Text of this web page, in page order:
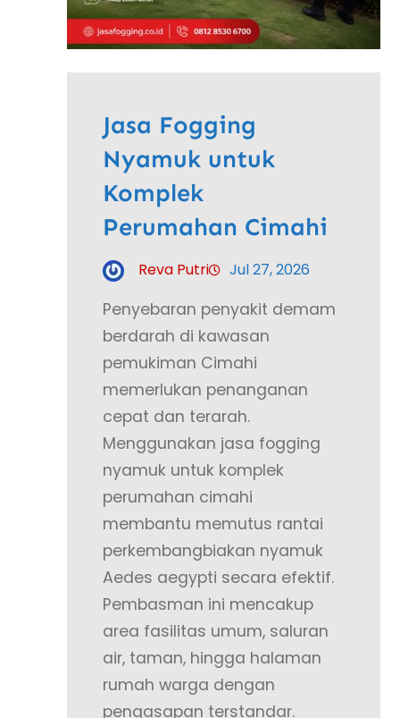
Jasa Fogging
Nyamuk untuk
Komplek
Perumahan Cimahi
Reva Putri Jul 27, 2026
Penyebaran penyakit demam
berdarah di kawasan
pemukiman Cimahi
memerlukan penanganan
cepat dan terarah.
Menggunakan jasa fogging
nyamuk untuk komplek
perumahan cimahi
membantu memutus rantai
perkembangbiakan nyamuk
Aedes aegypti secara efektif.
Pembasman ini mencakup
area fasilitas umum, saluran
air, taman, hingga halaman
rumah warga dengan
pengasapan terstandar.